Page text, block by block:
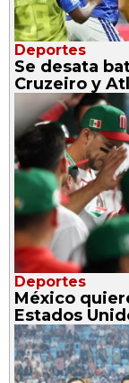
Deportes
Se desata
Cruzeiro y
Deportes
México
Estados